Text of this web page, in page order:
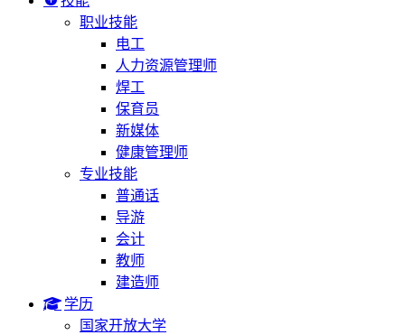
职业技能
电工
人力资源管理师
焊工
保育员
新媒体
健康管理师
专业技能
普通话
导游
会计
教师
建造师
学历
国家开放大学